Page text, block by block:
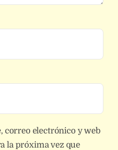
correo electrónico y web
la próxima vez que